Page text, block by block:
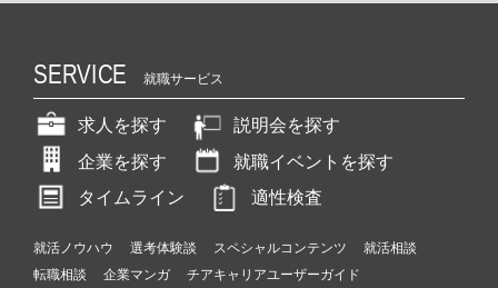
SERVICE 就職サービス
求人を探す
説明会を探す
企業を探す
就職イベントを探す
タイムライン
適性検査
就活ノウハウ 選考体験談 スペシャルコンテンツ
就活相談
転職相談
企業マンガ チアキャリアユーザーガイド